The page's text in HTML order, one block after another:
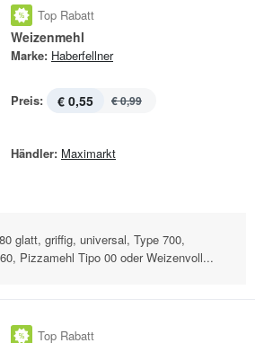
Top Rabatt
Weizenmehl
Marke: Haberfellner
Preis: € 0,55 € 0,99
Händler: Maximarkt
glatt, griffig, universal, Type 700,
Pizzamehl Tipo 00 oder Weizenvoll...
Top Rabatt